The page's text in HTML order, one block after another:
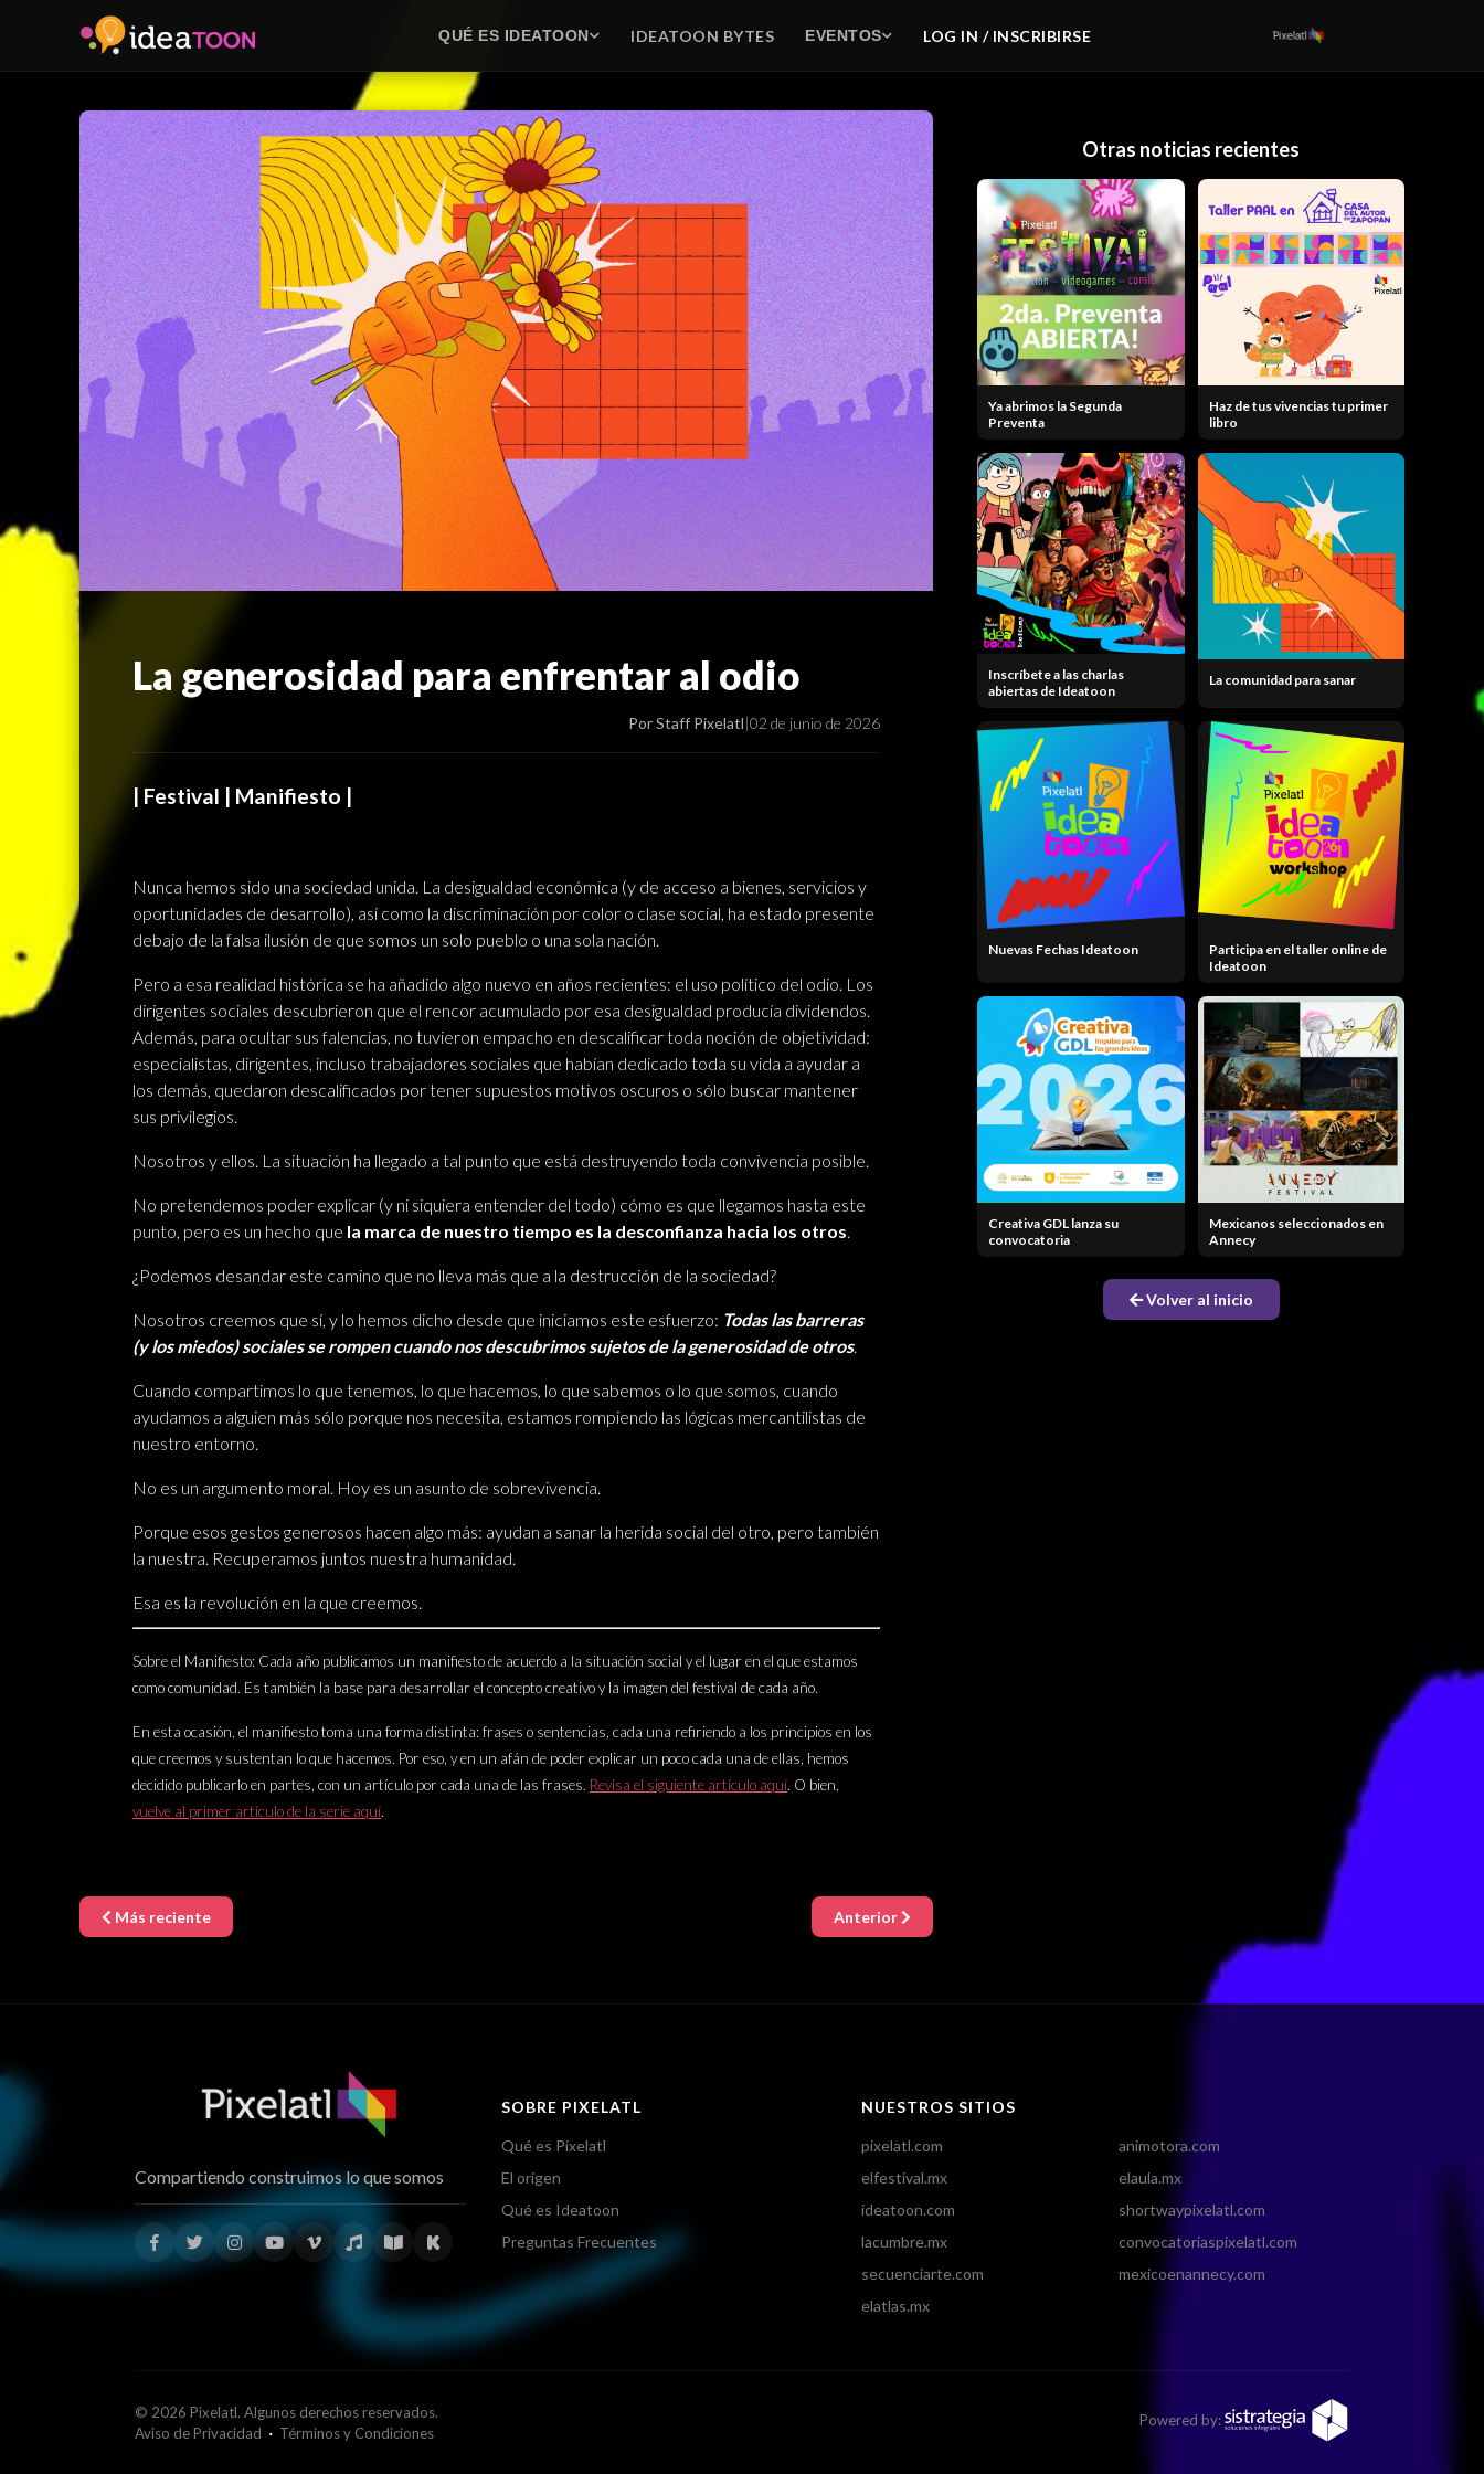
QUÉ ES IDEATOON IDEATOON BYTES EVENTOS LOG IN / INSCRIBIRSE
La generosidad para enfrentar al odio
Por Staff Pixelatl|02 de junio de 2026
| Festival | Manifiesto |
Nunca hemos sido una sociedad unida. La desigualdad económica (y de acceso a bienes, servicios y
oportunidades de desarrollo), así como la discriminación por color o clase social, ha estado presente
debajo de la falsa ilusión de que somos un solo pueblo o una sola nación.
Pero a esa realidad histórica se ha añadido algo nuevo en años recientes: el uso político del odio. Los
dirigentes sociales descubrieron que el rencor acumulado por esa desigualdad producía dividendos.
Además, para ocultar sus falencias, no tuvieron empacho en descalificar toda noción de objetividad:
especialistas, dirigentes, incluso trabajadores sociales que habían dedicado toda su vida a ayudar a
los demás, quedaron descalificados por tener supuestos motivos oscuros o sólo buscar mantener
sus privilegios.
Nosotros y ellos. La situación ha llegado a tal punto que está destruyendo toda convivencia posible.
No pretendemos poder explicar (y ni siquiera entender del todo) cómo es que llegamos hasta este
punto, pero es un hecho que la marca de nuestro tiempo es la desconfianza hacia los otros
¿Podemos desandar este camino que no lleva más que a la destrucción de la sociedad?
Nosotros creemos que sí, y lo hemos dicho desde que iniciamos este esfuerzo: Todas las barreras
(y los miedos) sociales se rompen cuando nos descubrimos sujetos de la generosidad de otros.
Cuando compartimos lo que tenemos, lo que hacemos, lo que sabemos o lo que somos, cuando
ayudamos a alguien más sólo porque nos necesita, estamos rompiendo las lógicas mercantilistas de
nuestro entorno.
No es un argumento moral. Hoy es un asunto de sobrevivencia.
Porque esos gestos generosos hacen algo más: ayudan a sanar la herida social del otro, pero también
la nuestra. Recuperamos juntos nuestra humanidad.
Esa es la revolución en la que creemos.
Sobre el Manifiesto: Cada año publicamos un manifiesto de acuerdo a la situación social y el lugar en el que estamos
como comunidad. Es también la base para desarrollar el concepto creativo y la imagen del festival de cada año.
En esta ocasión, el manifiesto toma una forma distinta: frases o sentencias, cada una refiriendo a los principios en los
que creemos y sustentan lo que hacemos. Por eso, y en un afán de poder explicar un poco cada una de ellas, hemos
decidido publicarlo en partes, con un artículo por cada una de las frases. Revisa el siguiente artículo aquí. O bien,
vuelve al primer artículo de la serie aquí.
Más reciente Anterior
Otras noticias recientes
Ya abrimos la Segunda
Preventa
Haz de tus vivencias tu primer
libro
Inscríbete a las charlas
abiertas de Ideatoon
La comunidad para sanar
Nuevas Fechas Ideatoon
Participa en el taller online de
Ideatoon
Creativa GDL lanza su
convocatoria
Mexicanos seleccionados en
Annecy
Volver al inicio
Compartiendo construimos lo que somos
SOBRE PIXELATL
Qué es Pixelatl
El origen
Qué es Ideatoon
Preguntas Frecuentes
NUESTROS SITIOS
pixelatl.com
elfestival.mx
ideatoon.com
lacumbre.mx
secuenciarte.com
elatlas.mx
animotora.com
elaula.mx
shortwaypixelatl.com
convocatoriaspixelatl.com
mexicoenannecy.com
© 2026 Pixelatl. Algunos derechos reservados.
Aviso de Privacidad · Términos y Condiciones
Powered by: